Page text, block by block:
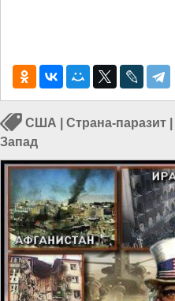
США Страна-паразит
Запад